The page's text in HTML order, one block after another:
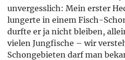
unvergesslich: Mein erster
lungerte in einem Fisch-
durfte er ja nicht bleiben,
vielen Jungfische – wir
Schongebieten darf man